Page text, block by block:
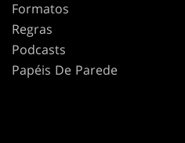
Formatos
Regras
Podcasts
Papéis De Parede